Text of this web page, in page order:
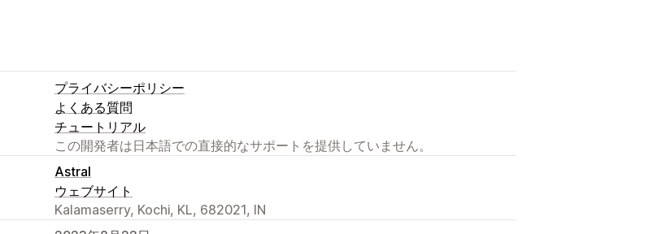
プライバシーポリシー
よくある質問
チュートリアル
この開発者は日本語での直接的なサポートを提供していません。
Astral
ウェブサイト
Kalamaserry, Kochi, KL, 682021, IN